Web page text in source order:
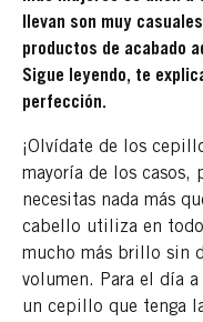
llevan son muy
productos de acabado
Sigue leyendo, te
perfección.
¡Olvídate de los
mayoría de los casos,
necesitas nada más
cabello utiliza en
mucho más brillo sin
volumen. Para el día
un cepillo que tenga